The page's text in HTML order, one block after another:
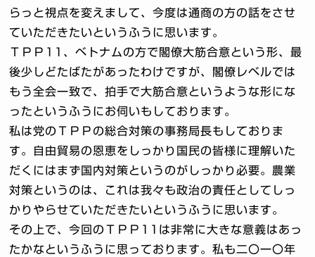
らっと視点を変えまして、今度は通商の方の話をさせ
ていただきたいというふうに思います。
ＴＰＰ11、ベトナムの方で閣僚大筋合意という形、最
後少しどたばたがあったわけですが、閣僚レベルでは
もう全会一致で、拍手で大筋合意というような形にな
ったというふうにお伺いもしております。
私は党のＴＰＰの総合対策の事務局長もしておりま
す。自由貿易の恩恵をしっかり国民の皆様に理解いた
だくにはまず国内対策というのがしっかり必要。農業
対策というのは、これは我々も政治の責任としてしっ
かりやらせていただきたいというふうに思います。
その上で、今回のＴＰＰ11は非常に大きな意義はあっ
たかなというふうに思っております。私も二〇一〇年